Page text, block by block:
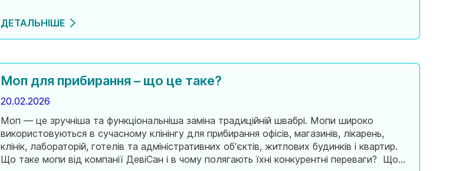
ДЕТАЛЬНІШЕ
Моп для прибирання – що це таке?
20.02.2026
Моп — це зручніша та функціональніша заміна традиційній швабрі. Мопи широко
використовуються в сучасному клінінгу для прибирання офісів, магазинів, лікарень,
клінік, лабораторій, готелів та адміністративних об'єктів, житлових будинків і квартир.
Що таке мопи від компанії ДевіСан і в чому полягають їхні конкурентні переваги? Що